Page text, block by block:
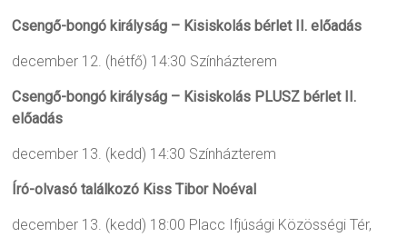
Csengő-bongó királyság – Kisiskolás bérlet II. előadás
december 12. (hétfő) 14:30 Színházterem
Csengő-bongó királyság – Kisiskolás PLUSZ bérlet II.
előadás
december 13. (kedd) 14:30 Színházterem
Író-olvasó találkozó Kiss Tibor Noéval
december 13. (kedd) 18:00 Placc Ifjúsági Közösségi Tér,